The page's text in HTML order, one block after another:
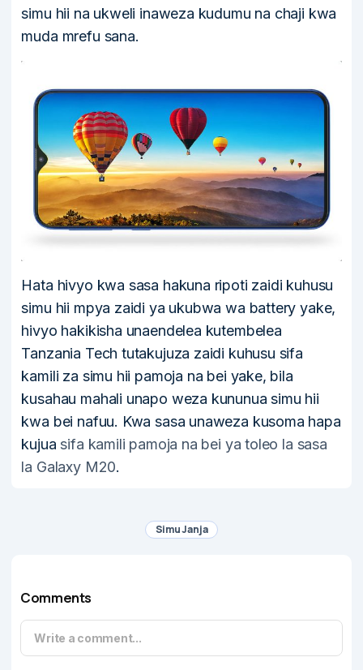
simu hii na ukweli inaweza kudumu na chaji kwa
muda mrefu sana.
Hata hivyo kwa sasa hakuna ripoti zaidi kuhusu
simu hii mpya zaidi ya ukubwa wa battery yake,
hivyo hakikisha unaendelea kutembelea
Tanzania Tech tutakujuza zaidi kuhusu sifa
kamili za simu hii pamoja na bei yake, bila
kusahau mahali unapo weza kununua simu hii
kwa bei nafuu. Kwa sasa unaweza kusoma hapa
kujuasifa kamili pamoja na bei ya toleo la sasa
la Galaxy M20.
Simu Janja
Comments
Write a comment...